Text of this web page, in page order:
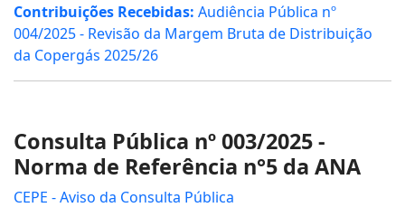
Contribuições Recebidas: Audiência Pública nº
004/2025 - Revisão da Margem Bruta de Distribuição
da Copergás 2025/26
Consulta Pública nº 003/2025 -
Norma de Referência n°5 da ANA
CEPE - Aviso da Consulta Pública